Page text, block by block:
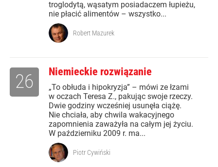
troglodytą, wąsatym posiadaczem łupieżu,
nie płacić alimentów – wszystko...
Robert Mazurek
Niemieckie rozwiązanie
„To obłuda i hipokryzja” – mówi ze łzami
w oczach Teresa Z., pakując swoje rzeczy.
Dwie godziny wcześniej usunęła ciążę.
Nie chciała, aby chwila wakacyjnego
zapomnienia zaważyła na całym jej życiu.
W październiku 2009 r. ma...
26
Piotr Cywiński